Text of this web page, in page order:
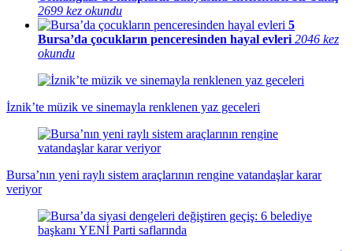
2699 kez okundu
5
Bursa’da çocukların penceresinden hayal evleri 2046 kez
okundu
İznik’te müzik ve sinemayla renklenen yaz geceleri
Bursa’nın yeni raylı sistem araçlarının rengine vatandaşlar karar
veriyor